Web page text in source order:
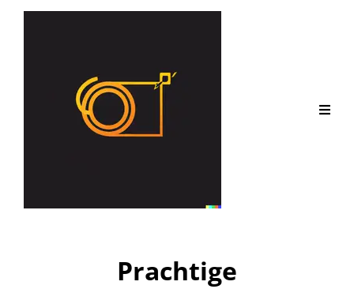
Prachtige